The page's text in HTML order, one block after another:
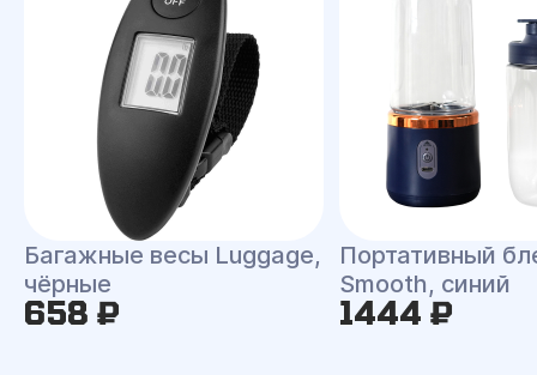
Багажные весы Luggage,
чёрные
658 ₽
Портативный
Smooth, синий
1444 ₽